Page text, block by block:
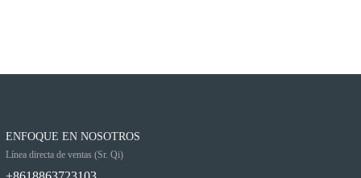
ENFOQUE EN NOSOTROS
Línea directa de ventas (Sr. Qi)